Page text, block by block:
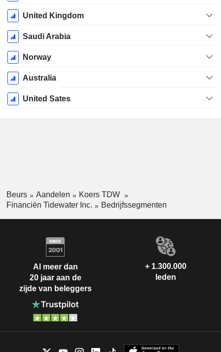
United Kingdom
Saudi Arabia
Norway
Australia
United Sates
Beurs Aandelen
Koers TDW
Financiën Tidewater Inc.
Bedrijfssegmenten
Al meer dan
20 jaar aan de
zijde van beleggers
+ 1.300.000
leden